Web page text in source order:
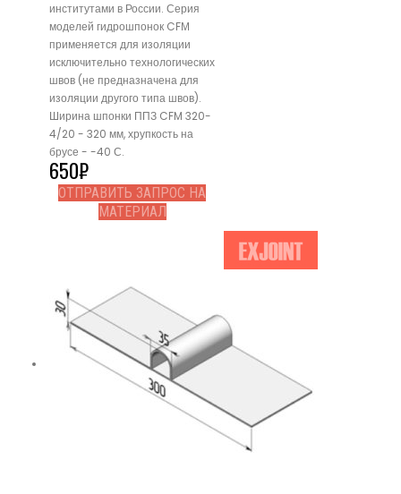
институтами в России. Серия
моделей гидрошпонок CFМ
применяется для изоляции
исключительно технологических
швов (не предназначена для
изоляции другого типа швов).
Ширина шпонки ППЗ CFM 320-
4/20 - 320 мм, хрупкость на
брусе - -40 С.
650₽
ОТПРАВИТЬ ЗАПРОС НА
МАТЕРИАЛ